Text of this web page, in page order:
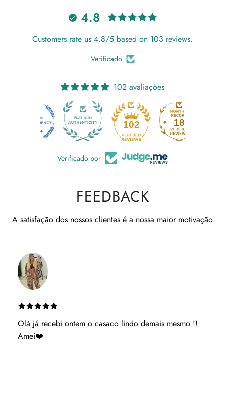
4.8
Customers rate us 4.8/5 based on 103 reviews.
Verificado
102 avaliações
102 18
Verificado por
FEEDBACK
A satisfação dos nossos clientes é a nossa maior motivação
Es muito atenciosa ganhaste uma cliente podes ter
acerteza